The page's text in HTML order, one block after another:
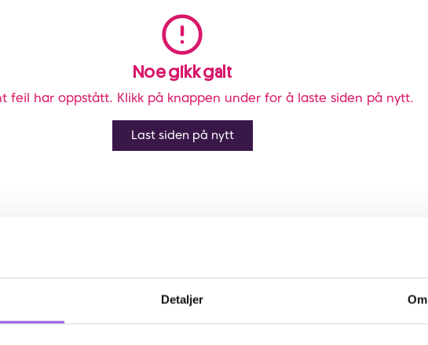
Detaljer Om
Noe gikk galt
feil har oppstått. Klikk på knappen under for å laste siden på nytt.
Last siden på nytt